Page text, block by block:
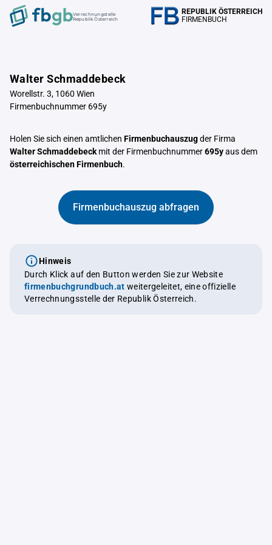
Verrechnungstelle
Republik Österreich
REPUBLIK ÖSTERREICH
FIRMENBUCH
Walter Schmaddebeck
Worellstr. 3, 1060 Wien
Firmenbuchnummer 695y
Holen Sie sich einen amtlichen Firmenbuchauszugder Firma
Walter Schmaddebeck mit der Firmenbuchnummer695yaus dem
österreichischen Firmenbuch.
Firmenbuchauszug abfragen
Hinweis
Durch Klick auf den Button werden Sie zur Website
firmenbuchgrundbuch.at weitergeleitet, eine offizielle
Verrechnungsstelle der Republik Österreich.